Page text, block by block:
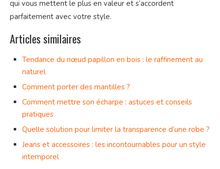
qui vous mettent le plus en valeur et s’accordent
parfaitement avec votre style.
Articles similaires
Tendance du nœud papillon en bois : le raffinement au
naturel
Comment porter des mantilles ?
Comment mettre son écharpe : astuces et conseils
pratiques
Quelle solution pour limiter la transparence d’une robe ?
Jeans et accessoires : les incontournables pour un style
intemporel